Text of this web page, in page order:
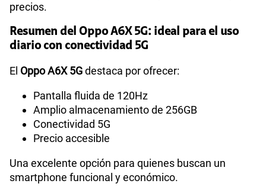
precios.
Resumen del Oppo A6X 5G: ideal para el uso
diario con conectividad 5G
El Oppo A6X 5Gdestaca por ofrecer:
Pantalla fluida de 120Hz
Amplio almacenamiento de 256GB
Conectividad 5G
Precio accesible
Una excelente opción para quienes buscan un
smartphone funcional y económico.